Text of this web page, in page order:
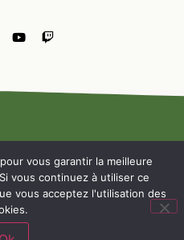
NOUS
vous garantir la meilleure
vous continuez à utiliser ce
vous acceptez l'utilisation des